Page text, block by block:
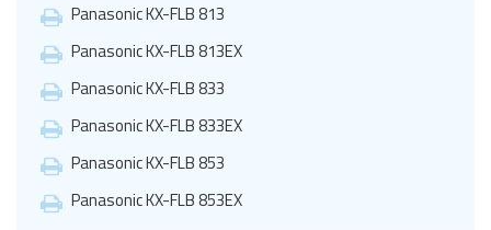
Panasonic KX-FLB 813
Panasonic KX-FLB 813EX
Panasonic KX-FLB 833
Panasonic KX-FLB 833EX
Panasonic KX-FLB 853
Panasonic KX-FLB 853EX